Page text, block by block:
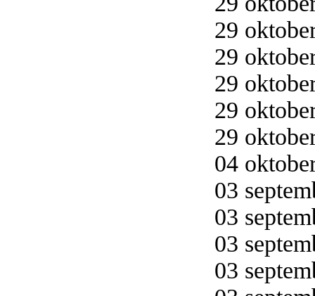
29
29
29
29
29
04
03
03
03
03